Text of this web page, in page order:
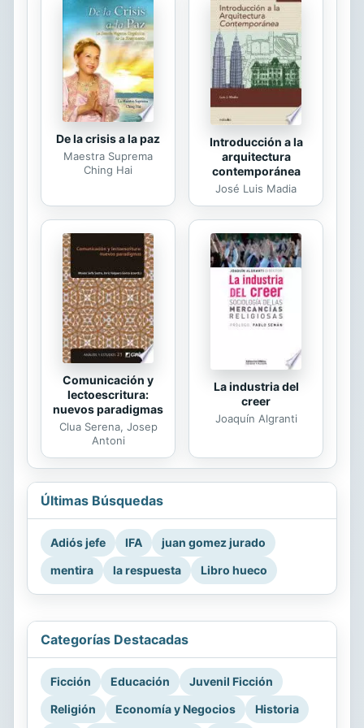
presencia, ellos igualmente están, y
su existencia nos devuelve una serie
de preguntas que nos permiten
recuperar la complejidad original de
aquellos sucesos. ¿Qué lugar de
experiencia y de...
De la crisis a la paz
Maestra Suprema
Ching Hai
Introducción a la
arquitectura
contemporánea
José Luis Madia
Comunicación y
lectoescritura:
nuevos paradigmas
Clua Serena, Josep
Antoni
La industria del
creer
Joaquín Algranti
Últimas Búsquedas
Adiós jefe IFA
juan gomez jurado
mentira
la respuesta Libro hueco
Categorías Destacadas
Ficción Educación
Juvenil Ficción
Religión
Economía y Negocios Historia